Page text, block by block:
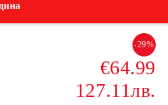
-29%
€64.99
127.11лв.